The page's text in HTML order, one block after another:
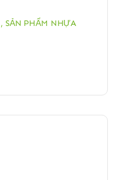
, SẢN PHẨM NHỰA